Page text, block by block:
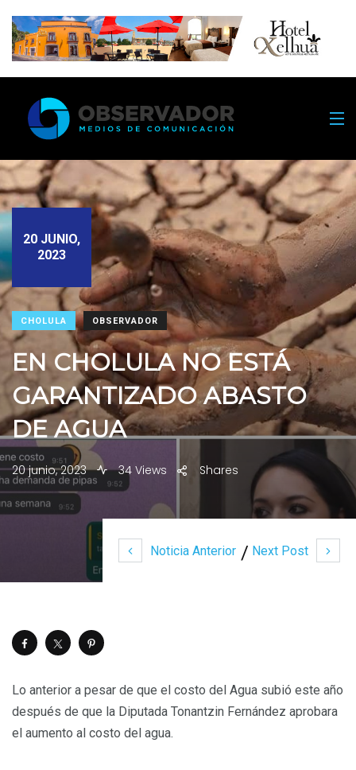
Noticia Anterior Next Post
20 JUNIO,
2023
CHOLULA OBSERVADOR
EN CHOLULA NO ESTÁ
GARANTIZADO ABASTO
DE AGUA
20 junio, 2023 34 Views Shares
Lo anterior a pesar de que el costo del Agua subió este año
después de que la Diputada Tonantzin Fernández aprobara
el aumento al costo del agua.